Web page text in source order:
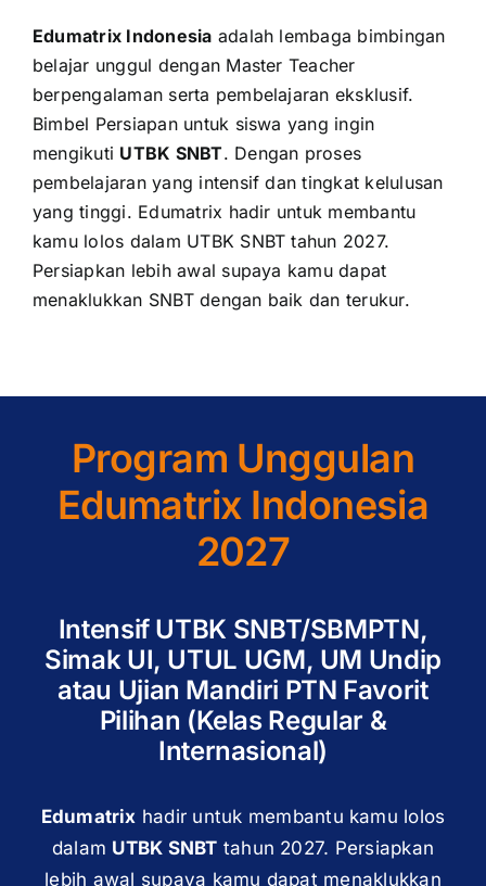
Edumatrix Indonesia adalah lembaga bimbingan
belajar unggul dengan Master Teacher
berpengalaman serta pembelajaran eksklusif.
Bimbel Persiapan untuk siswa yang ingin
mengikuti UTBK SNBT. Dengan proses
pembelajaran yang intensif dan tingkat kelulusan
yang tinggi. Edumatrix hadir untuk membantu
kamu lolos dalam UTBK SNBT tahun 2027.
Persiapkan lebih awal supaya kamu dapat
menaklukkan SNBT dengan baik dan terukur.
Program Unggulan
Edumatrix Indonesia
2027
Intensif UTBK SNBT/SBMPTN,
Simak UI, UTUL UGM, UM Undip
atau Ujian Mandiri PTN Favorit
Pilihan (Kelas Regular &
Internasional)
Edumatrix hadir untuk membantu kamu lolos
dalam UTBK SNBT tahun 2027. Persiapkan
lebih awal supaya kamu dapat menaklukkan